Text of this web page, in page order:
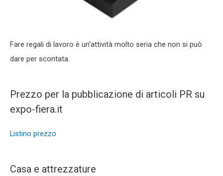
Fare regali di lavoro è un’attività molto seria che non si può
dare per scontata.
Prezzo per la pubblicazione di articoli PR su
expo-fiera.it
Listino prezzo
Casa e attrezzature